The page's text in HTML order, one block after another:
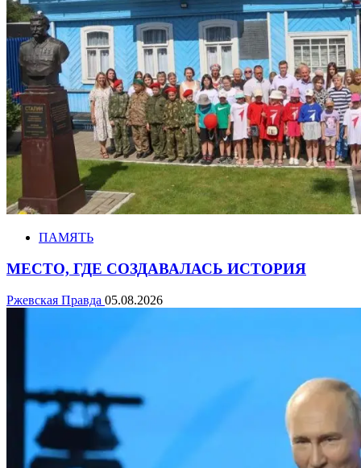
ПАМЯТЬ
МЕСТО, ГДЕ СОЗДАВАЛАСЬ ИСТОРИЯ
Ржевская Правда 05.08.2026